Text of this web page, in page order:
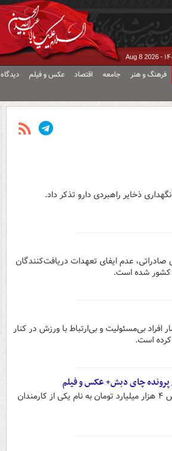
Aug 8 2026
فرهنگ و هنر جامعه اقتصاد عکس و فیلم دیدگاه
ذخایر راهبردی دارو تذکر داد.
عدم ایفای تعهدات دریافت‌کنندگان
افراد بی‌مسئولیت و بی‌ارتباط با ورزش در کنار
کرده است.
رحیمی درآباد متهم ردیف اول پرونده چای دبش یک ویلای ۸ هزار متری به ارزش ۴ هزار میلیارد تومان به نام یکی از کارمندان